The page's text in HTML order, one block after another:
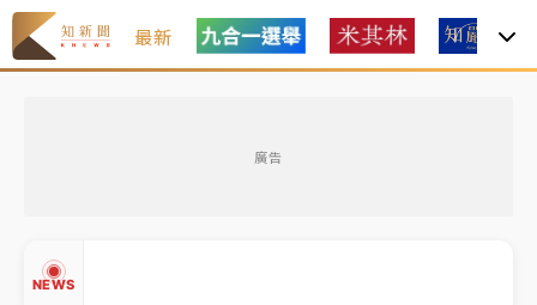
最新
廣告
NEWS
強風長浪襲馬祖！「白海豚」逼近劃設警戒區 違規戲
水觀浪恐重罰失血